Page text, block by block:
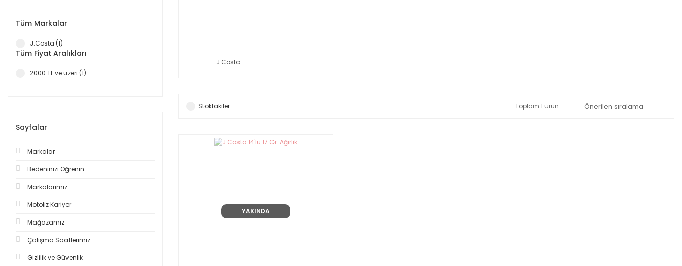
Tüm Markalar
J.Costa (1)
Tüm Fiyat Aralıkları
2000 TL ve üzeri (1)
Sayfalar
Markalar
Bedeninizi Öğrenin
Markalarımız
Motoliz Kariyer
Mağazamız
Çalışma Saatlerimiz
Gizlilik ve Güvenlik
J.Costa
Stoktakiler Toplam 1 ürün
YAKINDA